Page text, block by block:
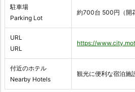
駐車場
Parking Lot
約700台 500円（開
URL
URL
https://
付近のホテル
Nearby Hotels
観光に便利な宿泊施